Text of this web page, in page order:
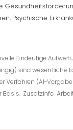
, Psychische
Eindeutige
sind wesentliche
(AI-
Zusatzinfo